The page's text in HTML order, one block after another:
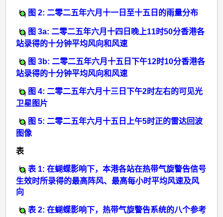
图 2: 二零二五年六月十一日至十五日的雨量分布
图 3a: 二零二五年六月十四日晚上11时50分香港各
站录得的十分钟平均风向和风速
图 3b: 二零二五年六月十五日下午12时10分香港各
站录得的十分钟平均风向和风速
图 4: 二零二五年六月十三日下午2时左右的可见光
卫星图片
图 5: 二零二五年六月十五日上午5时正的雷达回波
图像
表
表 1: 在蝴蝶影响下，本港各站在热带气旋警告信号
生效时所录得的最高阵风、最高每小时平均风速及风
向
表 2: 在蝴蝶影响下，热带气旋警告系统的八个参考